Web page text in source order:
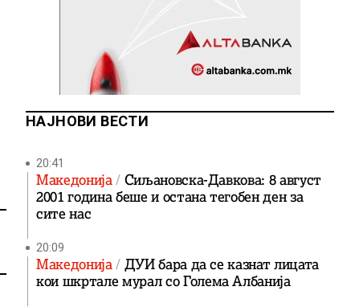
НАЈНОВИ ВЕСТИ
20:41
Македонија Сиљановска-Давкова: 8 август
2001 година беше и остана тегобен ден за
сите нас
20:09
Македонија ДУИ бара да се казнат лицата
кои шкртале мурал со Голема Албанија